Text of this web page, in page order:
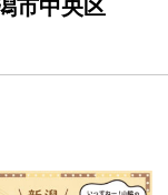
市中央区